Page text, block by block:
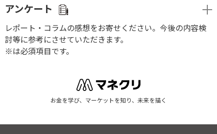
アンケート
レポート・コラムの感想をお寄せください。今後の内容検
討等に参考にさせていただきます。
※は必須項目です。
お金を学び、マーケットを知り、未来を描く